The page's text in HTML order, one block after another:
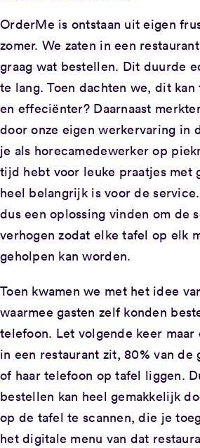
OrderMe is ontstaan uit eigen
zomer. We zaten in een
graag wat bestellen. Dit duurde
te lang. Toen dachten we, dit
en effeciënter? Daarnaast
door onze eigen werkervaring in
je als horecamedewerker op
tijd hebt voor leuke praatjes met
heel belangrijk is voor de
dus een oplossing vinden om de
verhogen zodat elke tafel op elk
geholpen kan worden.
Toen kwamen we met het idee
waarmee gasten zelf konden
telefoon. Let volgende keer maar
in een restaurant zit, 80% van de
of haar telefoon op tafel liggen.
bestellen kan heel gemakkelijk
op de tafel te scannen, die je
het digitale menu van dat